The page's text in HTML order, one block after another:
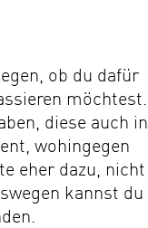
ob du dafür
möchtest.
diese auch in
wohingegen
eher dazu, nicht
kannst du